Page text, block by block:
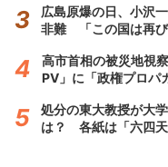
広島原爆の日、小沢
非難 「この国は再び
高市首相の被災地視
PV」に「政権プロパ
処分の東大教授が大
は？ 各紙は「六四